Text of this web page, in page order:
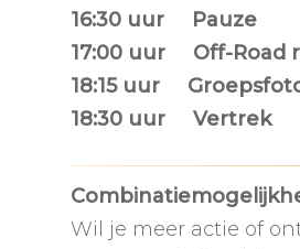
16:30 uur Pauze
17:00 uur Off-Road
18:15 uur
18:30 uur Vertrek
Wil je meer actie of